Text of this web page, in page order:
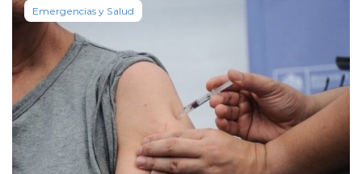
Emergencias y Salud